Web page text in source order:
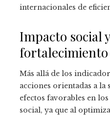
internacionales de
Impacto social y
Más allá de los
acciones orientadas a
efectos favorables en
social, ya que al